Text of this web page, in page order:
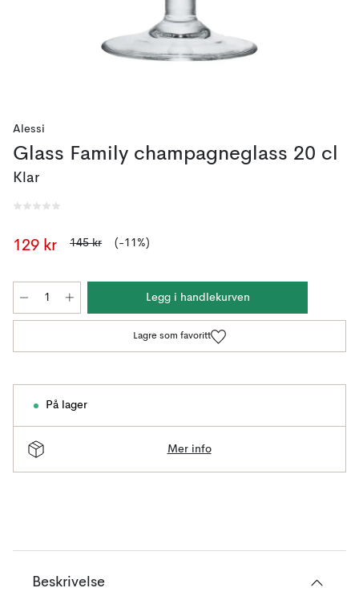
Alessi
Glass Family champagneglass 20 cl
Klar
129 kr 145 kr (-11%)
Legg i handlekurven
Lagre som favoritt
På lager
Mer info
Beskrivelse